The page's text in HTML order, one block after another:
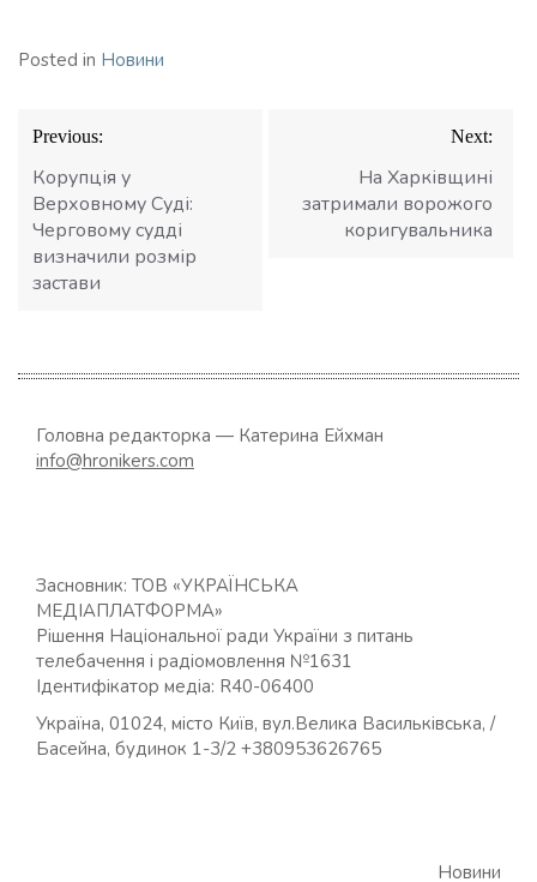
Posted in Новини
Навігація
записів
Previous:
Корупція у
Верховному Суді:
Черговому судді
визначили розмір
застави
Next:
На Харківщині
затримали ворожого
коригувальника
Головна редакторка — Катерина Ейхман
info@hronikers.com
Засновник: ТОВ «УКРАЇНСЬКА
МЕДІАПЛАТФОРМА»
Рішення Національної ради України з питань
телебачення і радіомовлення №1631
Ідентифікатор медіа: R40-06400
Україна, 01024, місто Київ, вул.Велика Васильківська, /
Басейна, будинок 1-3/2 +380953626765
Новини